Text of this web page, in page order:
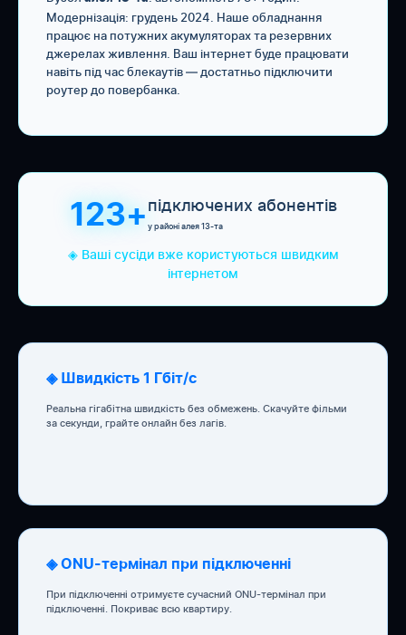
Модернізація: грудень 2024. Наше обладнання
працює на потужних акумуляторах та резервних
джерелах живлення. Ваш інтернет буде працювати
навіть під час блекаутів — достатньо підключити
роутер до повербанка.
123+підключених абонентів
у районі алея 13-та
◈ Ваші сусіди вже користуються швидким
інтернетом
◈ Швидкість 1 Гбіт/с
Реальна гігабітна швидкість без обмежень. Скачуйте фільми
за секунди, грайте онлайн без лагів.
◈ ONU-термінал при підключенні
При підключенні отримуєте сучасний ONU-термінал при
підключенні. Покриває всю квартиру.